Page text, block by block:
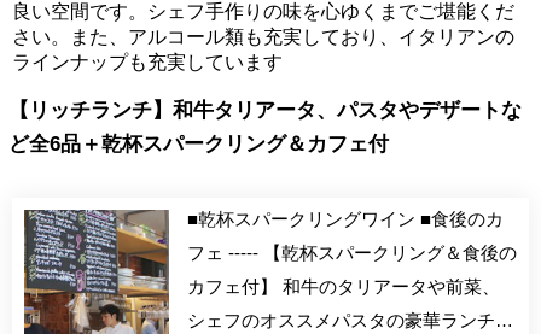
良い空間です。シェフ手作りの味を心ゆくまでご堪能くだ
さい。また、アルコール類も充実しており、イタリアンの
ラインナップも充実しています
【リッチランチ】和牛タリアータ、パスタやデザートな
ど全6品＋乾杯スパークリング＆カフェ付
■乾杯スパークリングワイン ■食後のカ
フェ ----- 【乾杯スパークリング＆食後の
カフェ付】 和牛のタリアータや前菜、
シェフのオススメパスタの豪華ランチコ